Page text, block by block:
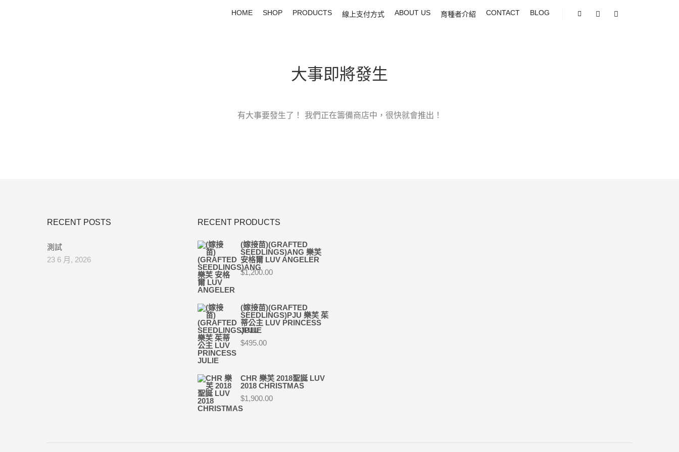
HOME SHOP PRODUCTS 線上支付方式 ABOUT US 育種者介紹 CONTACT BLOG
大事即將發生
有大事要發生了！ 我們正在籌備商店中，很快就會推出！
RECENT POSTS
測試
23 6 月, 2026
RECENT PRODUCTS
(嫁接苗)(GRAFTED
SEEDLINGS)ANG 樂芙
安格爾 LUV ANGELER
$1,200.00
(嫁接苗)(GRAFTED
SEEDLINGS)PJU 樂芙 茱
蒂公主 LUV PRINCESS
JULIE
$495.00
CHR 樂芙 2018聖誕 LUV
2018 CHRISTMAS
$1,900.00